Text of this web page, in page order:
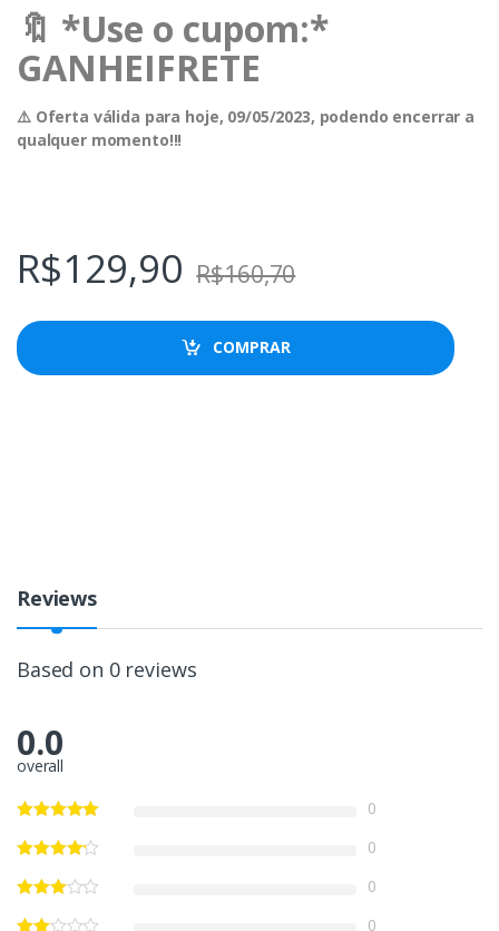
🔖 *Use o cupom:*
GANHEIFRETE
⚠️ Oferta válida para hoje, 09/05/2023, podendo encerrar a
qualquer momento!!!
R$129,90 R$160,70
COMPRAR
Reviews
Based on 0 reviews
0.0
overall
0
0
0
0